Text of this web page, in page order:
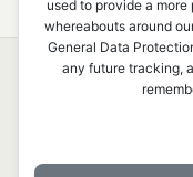
Mobil
used to provide a
whereabouts around
General Data
any future tracking,